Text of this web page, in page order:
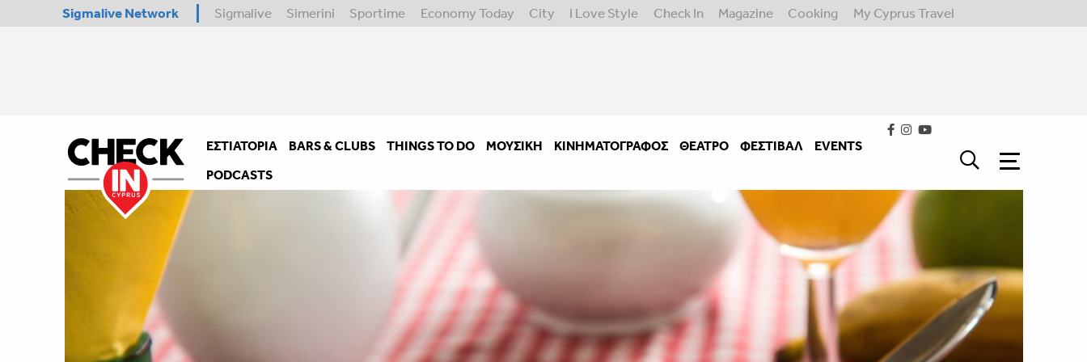
Sigmalive Network Sigmalive Simerini Sportime Economy Today City I Love Style Check In Magazine Cooking My Cyprus Travel
ΕΣΤΙΑΤΌΡΙΑ BARS & CLUBS THINGS TO DO ΜΟΥΣΙΚΉ ΚΙΝΗΜΑΤΟΓΡΆΦΟΣ ΘΈΑΤΡΟ ΦΕΣΤΙΒΑΛ
EVENTS
PODCASTS